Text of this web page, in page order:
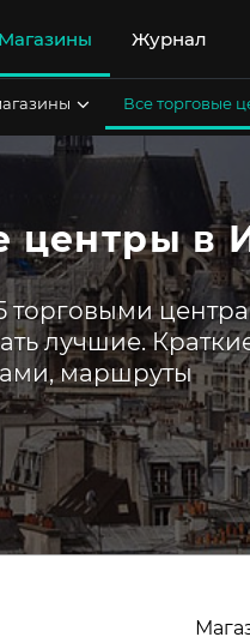
Магазины Журнал
Все торговые
центры в
торговыми
лучшие.
маршруты